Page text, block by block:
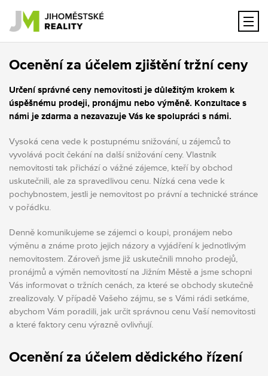
Ocenění za účelem zjištění tržní ceny
Určení správné ceny nemovitosti je důležitým krokem k
úspěšnému prodeji, pronájmu nebo výměně. Konzultace s
námi je zdarma a nezavazuje Vás ke spolupráci s námi.
Vysoká cena vede k postupnému snižování, u zájemců to
vyvolává pocit čekání na další snižování ceny. Vlastník
nemovitosti tak přichází o vážné zájemce, kteří by obchod
uskutečnili, ale za spravedlivou cenu. Nízká cena vede k
pochybnostem, jestli je nemovitost po právní a technické stránce
v pořádku.
Denně komunikujeme se zájemci o koupi, pronájem nebo
výměnu a známe proto jejich názory a vyjádření k jednotlivým
nemovitostem. Zároveň jsme již uskutečnili mnoho prodejů,
pronájmů a výměn nemovitostí na Jižním Městě a jsme schopni
Vás informovat o tržních cenách, za které se obchody skutečně
zrealizovaly. V případě Vašeho zájmu, se s Vámi rádi setkáme,
abychom Vám poradili, jak určit správnou cenu Vaší nemovitosti
a které faktory cenu výrazně ovlivňují.
Ocenění za účelem dědického řízení